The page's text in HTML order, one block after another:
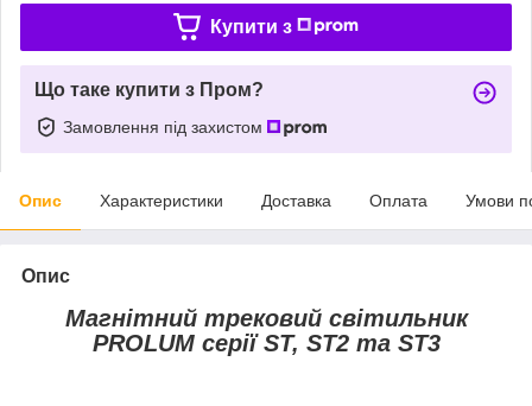
Купити з
Що таке купити з Пром?
Замовлення під захистом
Опис Характеристики Доставка Оплата Умови
Опис
Магнітний трековий світильник
PROLUM серії ST, ST2 та ST3